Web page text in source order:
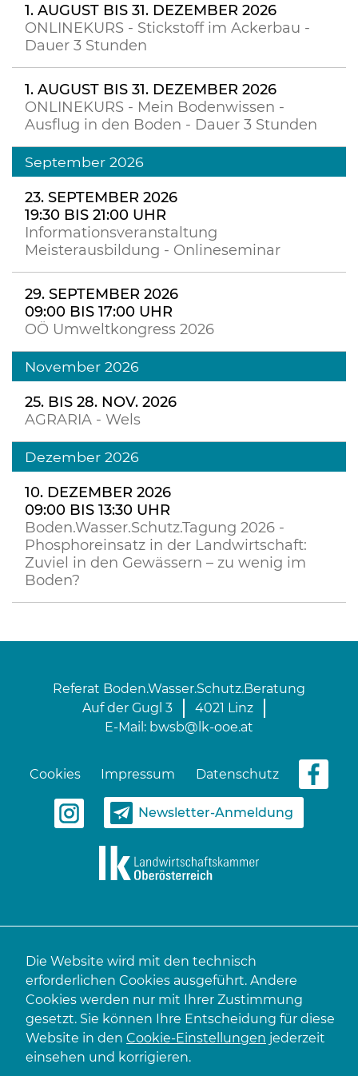
1. AUGUST BIS 31. DEZEMBER 2026
ONLINEKURS - Stickstoff im Ackerbau -
Dauer 3 Stunden
1. AUGUST BIS 31. DEZEMBER 2026
ONLINEKURS - Mein Bodenwissen -
Ausflug in den Boden - Dauer 3 Stunden
September 2026
23. SEPTEMBER 2026
19:30 BIS 21:00 UHR
Informationsveranstaltung
Meisterausbildung - Onlineseminar
29. SEPTEMBER 2026
09:00 BIS 17:00 UHR
OÖ Umweltkongress 2026
November 2026
25. BIS 28. NOV. 2026
AGRARIA - Wels
Dezember 2026
10. DEZEMBER 2026
09:00 BIS 13:30 UHR
Boden.Wasser.Schutz.Tagung 2026 -
Phosphoreinsatz in der Landwirtschaft:
Zuviel in den Gewässern – zu wenig im
Boden?
Referat Boden.Wasser.Schutz.Beratung
Auf der Gugl 3
4021 Linz
E-Mail: bwsb@lk-ooe.at
Cookies Impressum Datenschutz
Newsletter-Anmeldung
Die Website wird mit den technisch
erforderlichen Cookies ausgeführt. Andere
Cookies werden nur mit Ihrer Zustimmung
gesetzt. Sie können Ihre Entscheidung für diese
Website in den Cookie-Einstellungen jederzeit
einsehen und korrigieren.